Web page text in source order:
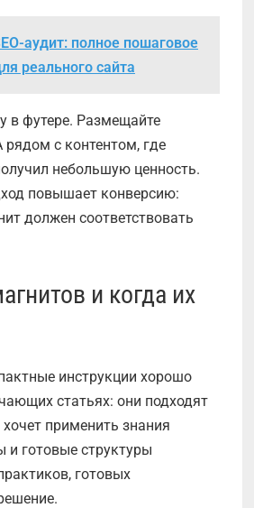
аудит: полное пошаговое
реального сайта
в футере. Размещайте
рядом с контентом, где
небольшую ценность.
повышает конверсию:
должен соответствовать
и когда их
инструкции хорошо
статьях: они подходят
хочет применить знания
готовые структуры
готовых